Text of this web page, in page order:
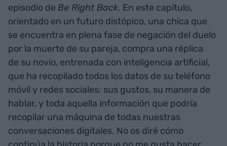
episodio de Be Right Back. En este capítulo,
orientado en un futuro distópico, una chica que
se encuentra en plena fase de negación del duelo
por la muerte de su pareja, compra una réplica
de su novio, entrenada con inteligencia artificial,
que ha recopilado todos los datos de su teléfono
móvil y redes sociales: sus gustos, su manera de
hablar, y toda aquella información que podría
recopilar una máquina de todas nuestras
conversaciones digitales. No os diré cómo